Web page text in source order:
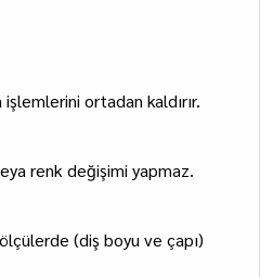
ortadan kaldırır.
renk değişimi yapmaz.
(diş boyu ve çapı)